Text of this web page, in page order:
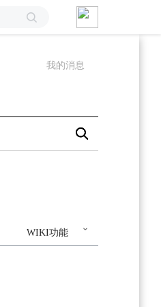
我的消息
WIKI功能